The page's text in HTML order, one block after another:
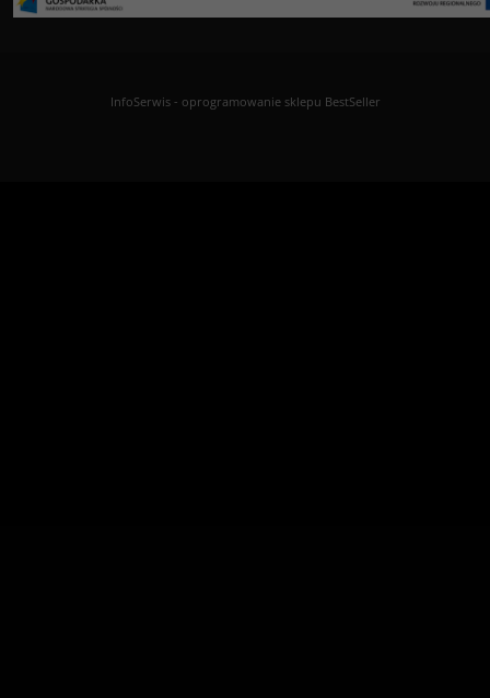
InfoSerwis- oprogramowanie sklepu BestSeller